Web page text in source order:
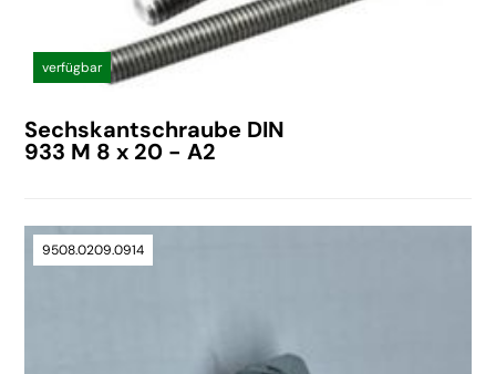
verfügbar
Sechskantschraube DIN
933 M 8 x 20 - A2
9508.0209.0914